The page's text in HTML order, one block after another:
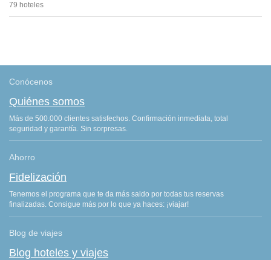
79 hoteles
Conócenos
Quiénes somos
Más de 500.000 clientes satisfechos. Confirmación inmediata, total
seguridad y garantía. Sin sorpresas.
Ahorro
Fidelización
Tenemos el programa que te da más saldo por todas tus reservas
finalizadas. Consigue más por lo que ya haces: ¡viajar!
Blog de viajes
Blog hoteles y viajes